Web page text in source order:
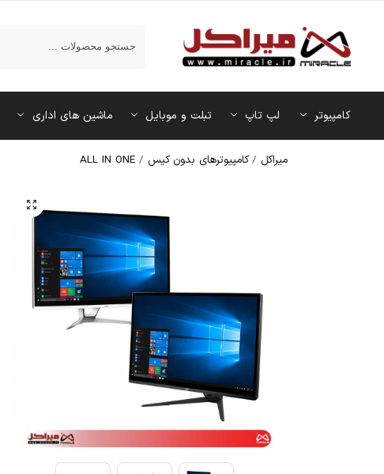
کامپیوتر لپ تاپ تبلت و موبایل ماشین‌ های اداری
میراکل /کامپیوترهای بدون کیس /
ALL IN ONE